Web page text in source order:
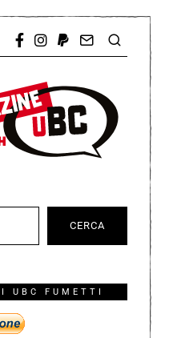
CERCA
UBC FUMETTI